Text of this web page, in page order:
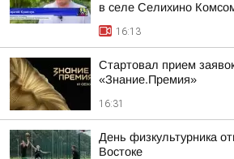
в селе Селихино
16:13
Стартовал прием
«Знание.Премия»
16:31
День физкультурника
Востоке